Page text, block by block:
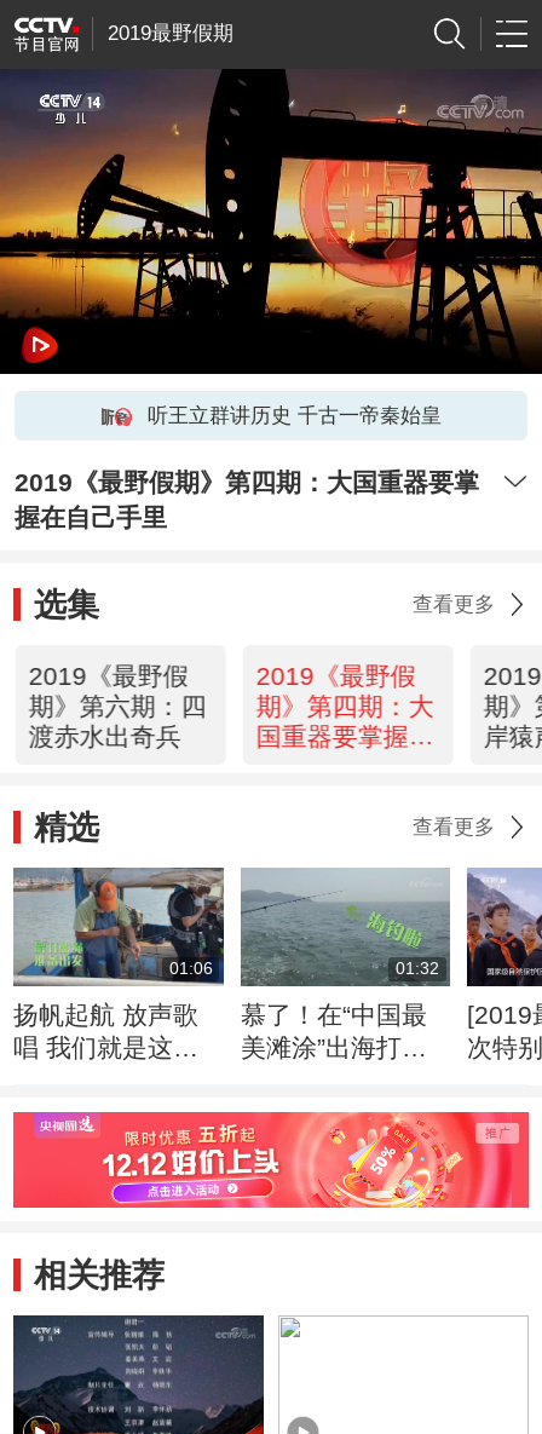
2019最野假期
听王立群讲历史 千古一帝秦始皇
2019《最野假期》第四期：大国重器要掌
握在自己手里
选集 查看更多
2019《最野假
期》第六期：四
渡赤水出奇兵
2019《最野假
期》第四期：大
国重器要掌握在
期》
岸猿
精选 查看更多
01:06
扬帆起航 放声歌
唱 我们就是这片
01:32
慕了！在“中国最
美滩涂”出海打鱼
[2019
次特
相关推荐